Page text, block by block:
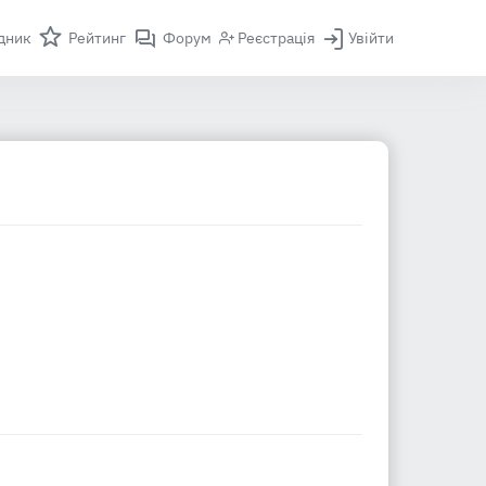
Рейтинг Форум Реєстрація Увійти